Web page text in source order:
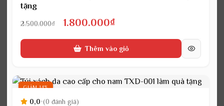
tặng
2.500.000₫
Giá
gốc
1.800.000₫Giá
hiện
tại
1.800.000₫.
Thêm vào giỏ
GIẢM 14%
0,0•(0 đánh giá)